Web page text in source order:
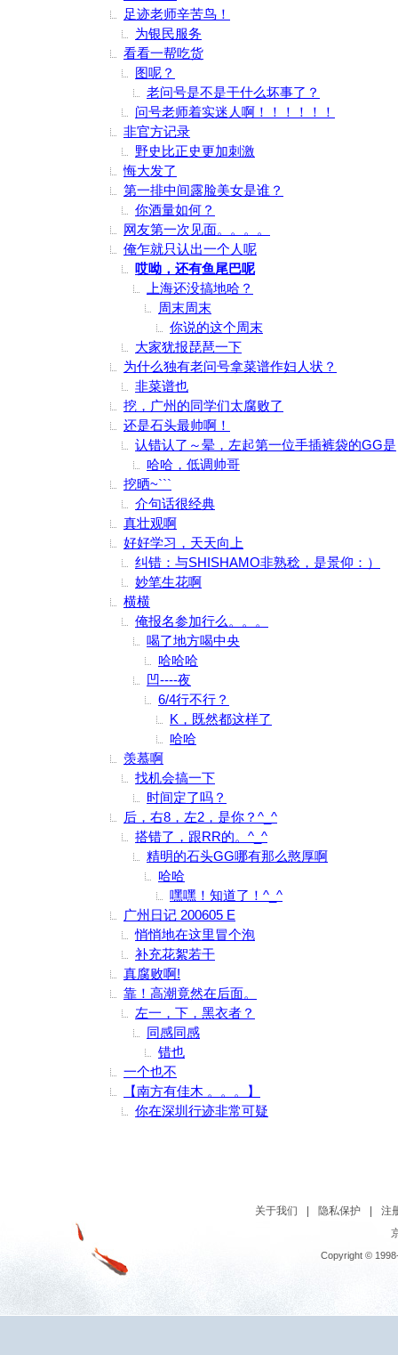
足迹老师辛苦鸟！
为银民服务
看看一帮吃货
图呢？
老问号是不是干什么坏事了？
问号老师着实迷人啊！！！！！！
非官方记录
野史比正史更加刺激
悔大发了
第一排中间露脸美女是谁？
你酒量如何？
网友第一次见面。。。。
俺乍就只认出一个人呢
哎呦，还有鱼尾巴呢
上海还没搞地哈？
周末周末
你说的这个周末
大家犹报琵琶一下
为什么独有老问号拿菜谱作妇人状？
非菜谱也
挖，广州的同学们太腐败了
还是石头最帅啊！
认错认了～晕，左起第一位手插裤袋的GG是
哈哈，低调帅哥
挖晒~```
介句话很经典
真壮观啊
好好学习，天天向上
纠错：与SHISHAMO非熟稔，是景仰：）
妙笔生花啊
横横
俺报名参加行么。。。
喝了地方喝中央
哈哈哈
凹----夜
6/4行不行？
K，既然都这样了
哈哈
羡慕啊
找机会搞一下
时间定了吗？
后，右8，左2，是你？^_^
搭错了，跟RR的。^_^
精明的石头GG哪有那么憨厚啊
哈哈
嘿嘿！知道了！^_^
广州日记 200605 E
悄悄地在这里冒个泡
补充花絮若干
真腐败啊!
靠！高潮竟然在后面。
左一，下，黑衣者？
同感同感
错也
一个也不
【南方有佳木 。。。】
你在深圳行迹非常可疑
关于我们 隐私保护
注
Copyright ©